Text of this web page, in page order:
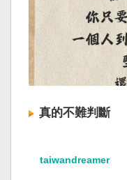
真的不難判斷
taiwandreamer